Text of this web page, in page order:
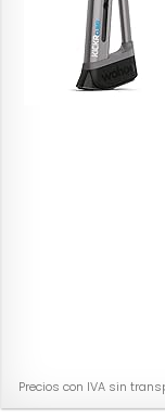
Precios con IVA sin